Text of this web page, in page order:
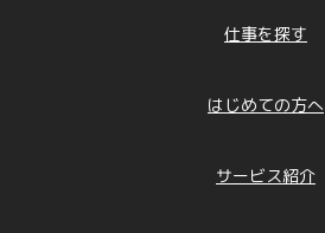
仕事を探す
はじめての方へ
サービス紹介